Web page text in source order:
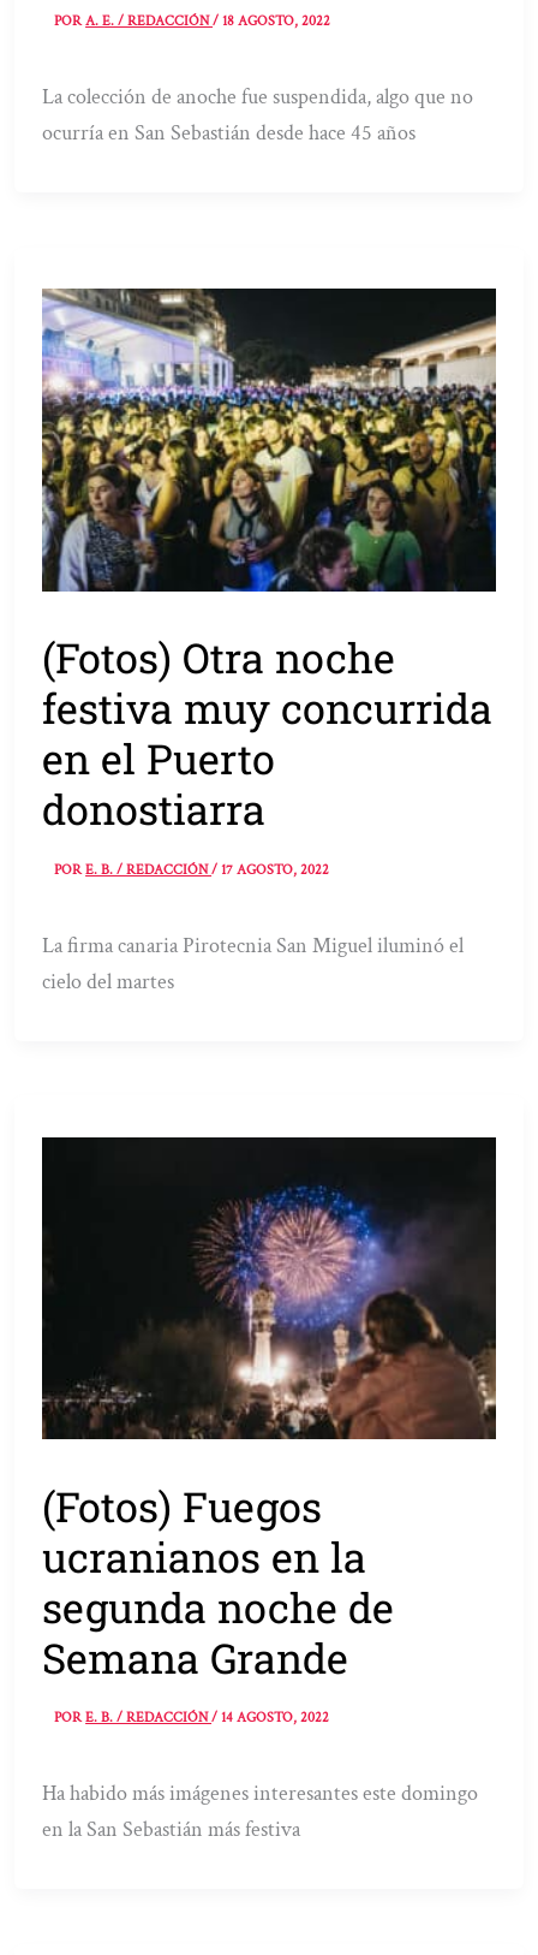
PORA. E. / REDACCIÓN/18 AGOSTO, 2022
La colección de anoche fue suspendida, algo que no
ocurría en San Sebastián desde hace 45 años
(Fotos) Otra noche
festiva muy concurrida
en el Puerto
donostiarra
PORE. B. / REDACCIÓN/17 AGOSTO, 2022
La firma canaria Pirotecnia San Miguel iluminó el
cielo del martes
(Fotos) Fuegos
ucranianos en la
segunda noche de
Semana Grande
PORE. B. / REDACCIÓN/14 AGOSTO, 2022
Ha habido más imágenes interesantes este domingo
en la San Sebastián más festiva